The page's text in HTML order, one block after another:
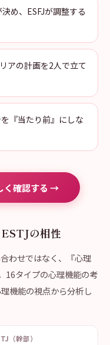
め、ESFJが調整する
アの計画を2人で立て
『当たり前』にしな
く確認する →
の相性
わせではなく、『心理
16タイプの心理機能の考
機能の視点から分析し
（幹部）